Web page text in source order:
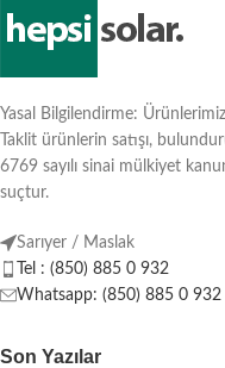
Yasal Bilgilendirme:
Taklit ürünlerin satışı,
6769 sayılı sinai mülkiyet
suçtur.
Sarıyer / Maslak
Tel : (850) 885 0 932
Whatsapp: (850) 885 0 932
Son Yazılar